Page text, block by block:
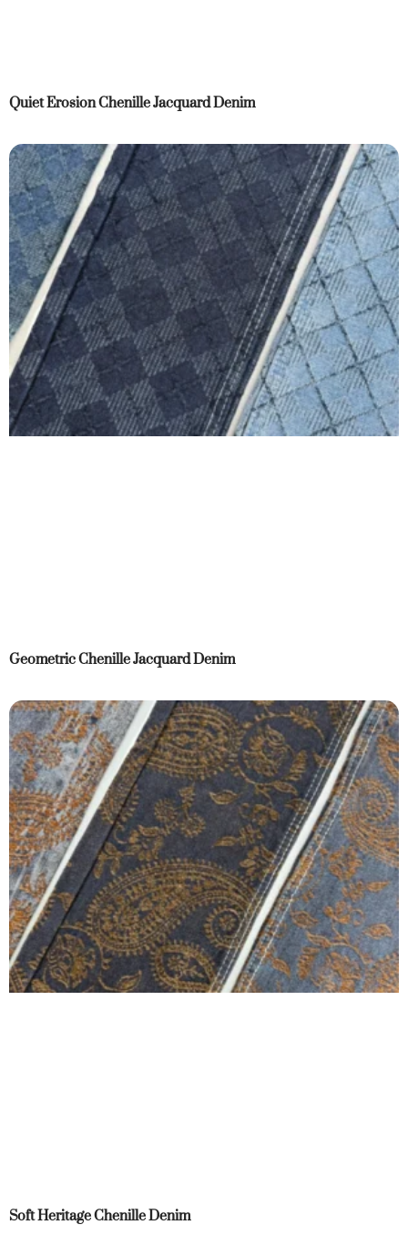
Quiet Erosion Chenille Jacquard Denim
Geometric Chenille Jacquard Denim
Soft Heritage Chenille Denim